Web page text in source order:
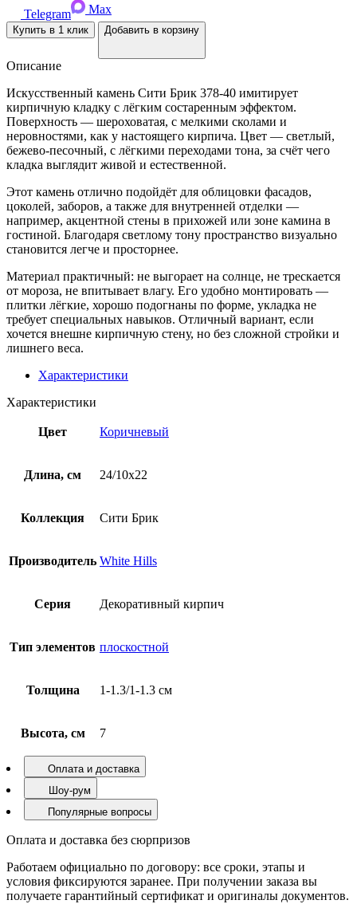
Telegram
Max
Купить в 1 клик Добавить в корзину
Описание
Искусственный камень Сити Брик 378-40 имитирует
кирпичную кладку с лёгким состаренным эффектом.
Поверхность — шероховатая, с мелкими сколами и
неровностями, как у настоящего кирпича. Цвет — светлый,
бежево-песочный, с лёгкими переходами тона, за счёт чего
кладка выглядит живой и естественной.
Этот камень отлично подойдёт для облицовки фасадов,
цоколей, заборов, а также для внутренней отделки —
например, акцентной стены в прихожей или зоне камина в
гостиной. Благодаря светлому тону пространство визуально
становится легче и просторнее.
Материал практичный: не выгорает на солнце, не трескается
от мороза, не впитывает влагу. Его удобно монтировать —
плитки лёгкие, хорошо подогнаны по форме, укладка не
требует специальных навыков. Отличный вариант, если
хочется внешне кирпичную стену, но без сложной стройки и
лишнего веса.
Характеристики
Характеристики
Цвет Коричневый
Длина, см 24/10х22
Коллекция Сити Брик
Производитель White Hills
Серия Декоративный кирпич
Тип элементов плоскостной
Толщина 1-1.3/1-1.3 см
Высота, см 7
Оплата и доставка
Шоу-рум
Популярные вопросы
Оплата и доставка без сюрпризов
Работаем официально по договору: все сроки, этапы и
условия фиксируются заранее. При получении заказа вы
получаете гарантийный сертификат и оригиналы документов.